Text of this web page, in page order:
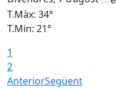
T.Màx: 34°
T.Min: 21°
1
2
AnteriorSegüent